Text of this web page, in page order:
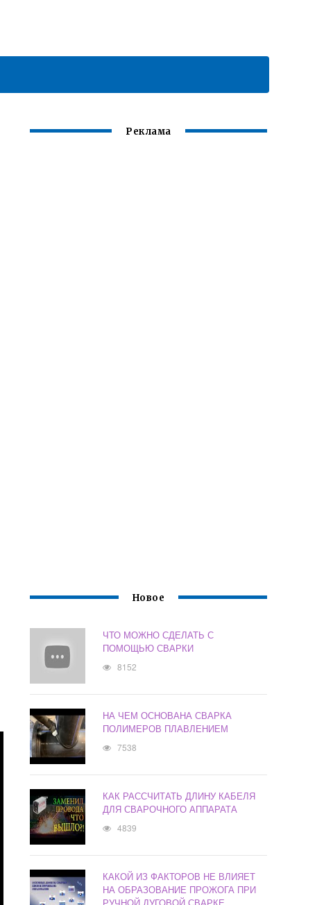
Реклама
Новое
ЧТО МОЖНО СДЕЛАТЬ С
ПОМОЩЬЮ СВАРКИ
8152
НА ЧЕМ ОСНОВАНА СВАРКА
ПОЛИМЕРОВ ПЛАВЛЕНИЕМ
7538
КАК РАССЧИТАТЬ ДЛИНУ КАБЕЛЯ
ДЛЯ СВАРОЧНОГО АППАРАТА
4839
КАКОЙ ИЗ ФАКТОРОВ НЕ ВЛИЯЕТ
НА ОБРАЗОВАНИЕ ПРОЖОГА ПРИ